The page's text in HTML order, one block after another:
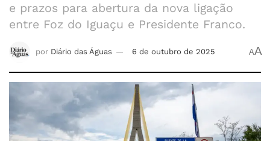
e prazos para abertura da nova ligação
entre Foz do Iguaçu e Presidente Franco.
por Diário das Águas 6 de outubro de 2025 AA